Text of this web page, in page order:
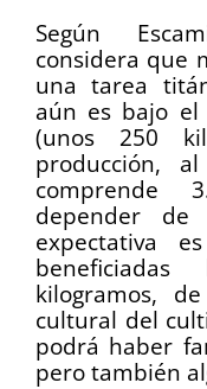
Según
considera que
una tarea
aún es bajo el
(unos 250
producción,
comprende
depender de
expectativa
kilogramos,
cultural del
podrá haber
pero también